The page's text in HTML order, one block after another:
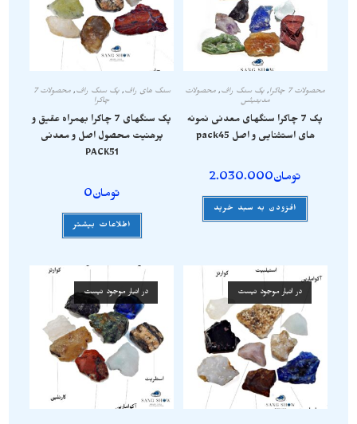
محصولات 7 چاکرا , پک سنگ راف, محصولات
مدیتیشن
پک 7 چاکرا سنگهای معدنی نمونه
های استثنایی و اصل pack45
تومان2.030.000
افزودن به سبد خرید
سنگ های راف,پک سنگ راف,
محصولات 7
چاکرا
پک سنگهای 7 چاکرا بهمراه عقیق و
پرهنیت محصول اصل و معدنی
PACK51
تومان0
اطلاعات بیشتر
در انبار موجود نیست در انبار موجود نیست